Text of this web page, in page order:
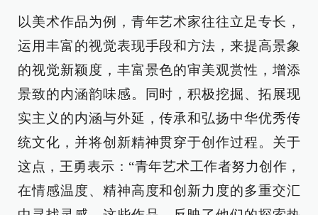
以美术作品为例，青年艺术家往往立足专长，
运用丰富的视觉表现手段和方法，来提高景象
的视觉新颖度，丰富景色的审美观赏性，增添
景致的内涵韵味感。同时，积极挖掘、拓展现
实主义的内涵与外延，传承和弘扬中华优秀传
统文化，并将创新精神贯穿于创作过程。关于
这点，王勇表示：“青年艺术工作者努力创作，
在情感温度、精神高度和创新力度的多重交汇